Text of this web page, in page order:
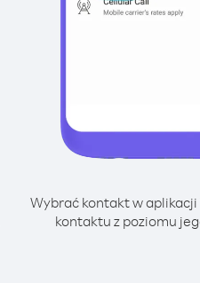
Wybrać kontakt w
kontaktu z poziomu